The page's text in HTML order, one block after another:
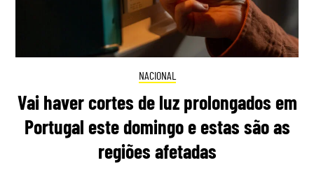
NACIONAL
Vai haver cortes de luz prolongados em
Portugal este domingo e estas são as
regiões afetadas